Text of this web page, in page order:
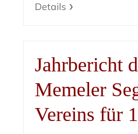
Details
Jahrbericht
Memeler
Vereins für